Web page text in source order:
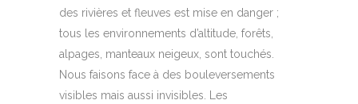
des rivières et fleuves est mise en danger ;
tous les environnements d’altitude, forêts,
alpages, manteaux neigeux, sont touchés.
Nous faisons face à des bouleversements
visibles mais aussi invisibles. Les